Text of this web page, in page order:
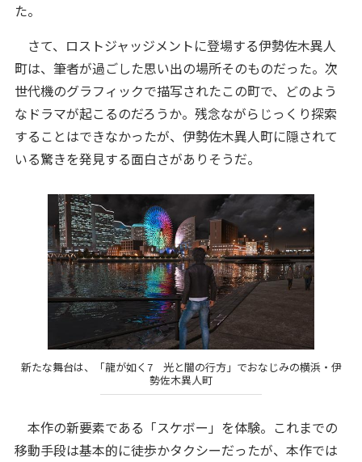
た。
さて、ロストジャッジメントに登場する伊勢佐木異人
町は、筆者が過ごした思い出の場所そのものだった。次
世代機のグラフィックで描写されたこの町で、どのよう
なドラマが起こるのだろうか。残念ながらじっくり探索
することはできなかったが、伊勢佐木異人町に隠されて
いる驚きを発見する面白さがありそうだ。
新たな舞台は、「龍が如く7 光と闇の行方」でおなじみの横浜・伊
勢佐木異人町
本作の新要素である「スケボー」を体験。これまでの
移動手段は基本的に徒歩かタクシーだったが、本作では